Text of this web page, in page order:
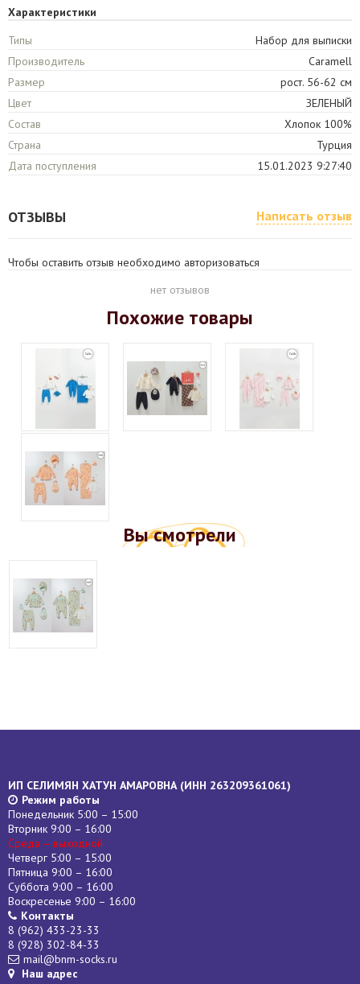
Характеристики
Типы
Набор для выписки
Производитель
Caramell
Размер
рост. 56-62 см
Цвет
ЗЕЛЕНЫЙ
Состав
Хлопок 100%
Страна
Турция
Дата поступления
15.01.2023 9:27:40
ОТЗЫВЫ Написать отзыв
Чтобы оставить отзыв необходимо авторизоваться
нет отзывов
Похожие товары
Вы смотрели
ИП СЕЛИМЯН ХАТУН АМАРОВНА (ИНН 263209361061)
Режим работы
Понедельник 5:00 – 15:00
Вторник 9:00 – 16:00
Среда – выходной
Четверг 5:00 – 15:00
Пятница 9:00 – 16:00
Суббота 9:00 – 16:00
Воскресенье 9:00 – 16:00
Контакты
8 (962) 433-23-33
8 (928) 302-84-33
mail@bnm-socks.ru
Наш адрес